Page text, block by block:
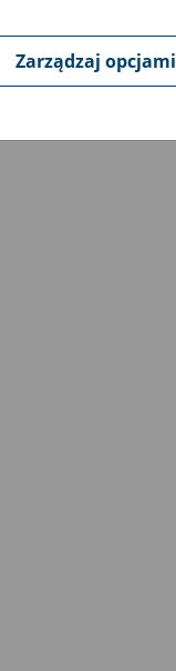
Zarządzaj opcjami